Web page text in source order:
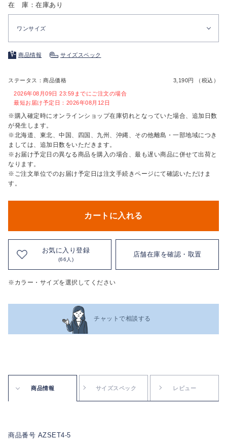
在 庫：在庫あり
ワンサイズ
商品情報 サイズスペック
ステータス：商品価格 3,190円 （税込）
2026年08月09日 23:59までにご注文の場合
最短お届け予定日：2026年08月12日
※購入確定時にオンラインショップ在庫切れとなっていた場合、追加日数
が発生します。
※北海道、東北、中国、四国、九州、沖縄、その他離島・一部地域につき
ましては、追加日数をいただきます。
※お届け予定日の異なる商品を購入の場合、最も遅い商品に併せて出荷と
なります。
※ご注文単位でのお届け予定日は注文手続きページにて確認いただけま
す。
カートに入れる
お気に入り登録
(66人)
店舗在庫を確認・取置
※カラー・サイズを選択してください
チャットで相談する
商品情報 サイズスペック レビュー
商品番号 AZSET4-5